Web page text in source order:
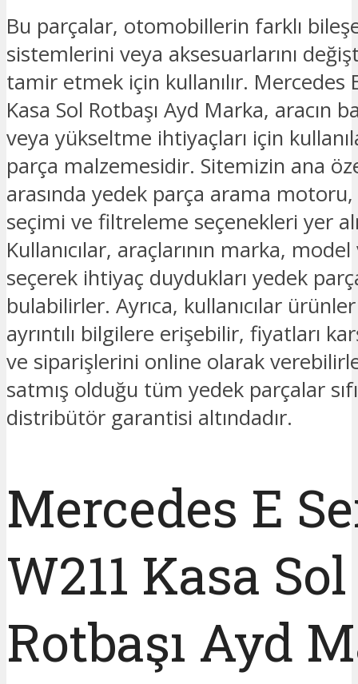
Bu parçalar, otomobillerin farklı
sistemlerini veya aksesuarlarını
tamir etmek için kullanılır. Mercedes
Kasa Sol Rotbaşı Ayd Marka, aracın
veya yükseltme ihtiyaçları için
parça malzemesidir. Sitemizin ana
arasında yedek parça arama
seçimi ve filtreleme seçenekleri yer
Kullanıcılar, araçlarının marka, model
seçerek ihtiyaç duydukları yedek
bulabilirler. Ayrıca, kullanıcılar
ayrıntılı bilgilere erişebilir, fiyatları
ve siparişlerini online olarak
satmış olduğu tüm yedek parçalar
distribütör garantisi altındadır.
Mercedes E
W211 Kasa Sol
Rotbaşı Ayd